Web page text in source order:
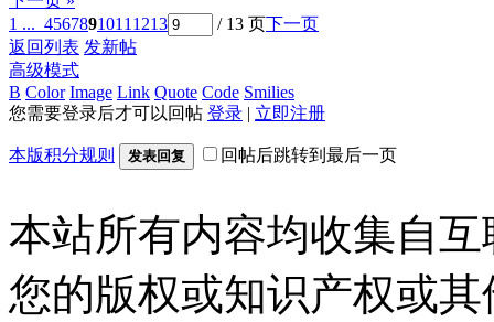
1 ... 4567891011 1213 / 13 页下一页
返回列表 发新帖
高级模式
B Color Image Link Quote Code Smilies
您需要登录后才可以回帖 登录 | 立即注册
本版积分规则 发表回复 回帖后跳转到最后一页
本站所有内容均收集自
您的版权或知识产权或